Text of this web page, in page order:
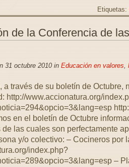
Etiquetas:
de la Conferencia de
31 octubre 2010 in Educación en valores,
a través de su boletín de Octubre,
http://www.accionatura.org/
en el boletín de Octubre
las cuales son perfectamente
y/o colectivo: – Cocineros por
index.php?
–